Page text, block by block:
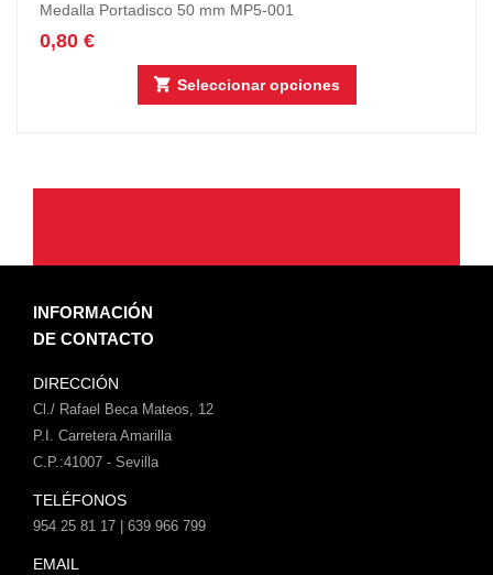
Medalla Portadisco 50 mm MP5-001
0,80 €
Seleccionar opciones
INFORMACIÓN
DE CONTACTO
DIRECCIÓN
Cl./ Rafael Beca Mateos, 12
P.I. Carretera Amarilla
C.P.:41007 - Sevilla
TELÉFONOS
954 25 81 17 | 639 966 799
EMAIL